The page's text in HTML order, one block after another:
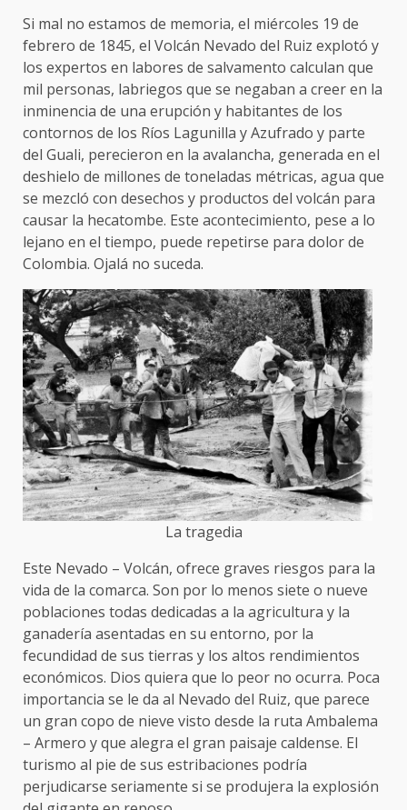
Si mal no estamos de memoria, el miércoles 19 de
febrero de 1845, el Volcán Nevado del Ruiz explotó y
los expertos en labores de salvamento calculan que
mil personas, labriegos que se negaban a creer en la
inminencia de una erupción y habitantes de los
contornos de los Ríos Lagunilla y Azufrado y parte
del Guali, perecieron en la avalancha, generada en el
deshielo de millones de toneladas métricas, agua que
se mezcló con desechos y productos del volcán para
causar la hecatombe. Este acontecimiento, pese a lo
lejano en el tiempo, puede repetirse para dolor de
Colombia. Ojalá no suceda.
La tragedia
Este Nevado – Volcán, ofrece graves riesgos para la
vida de la comarca. Son por lo menos siete o nueve
poblaciones todas dedicadas a la agricultura y la
ganadería asentadas en su entorno, por la
fecundidad de sus tierras y los altos rendimientos
económicos. Dios quiera que lo peor no ocurra. Poca
importancia se le da al Nevado del Ruiz, que parece
un gran copo de nieve visto desde la ruta Ambalema
– Armero y que alegra el gran paisaje caldense. El
turismo al pie de sus estribaciones podría
perjudicarse seriamente si se produjera la explosión